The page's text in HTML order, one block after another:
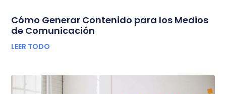
Cómo Generar Contenido para los Medios
de Comunicación
LEER TODO